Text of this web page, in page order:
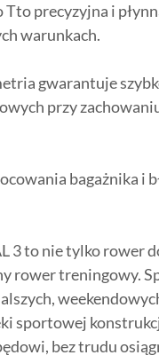
Tto precyzyjna i
warunkach.
gwarantuje
przy
bagażnika i
3 to nie tylko rower
rower treningowy.
sportowej
bez trudu